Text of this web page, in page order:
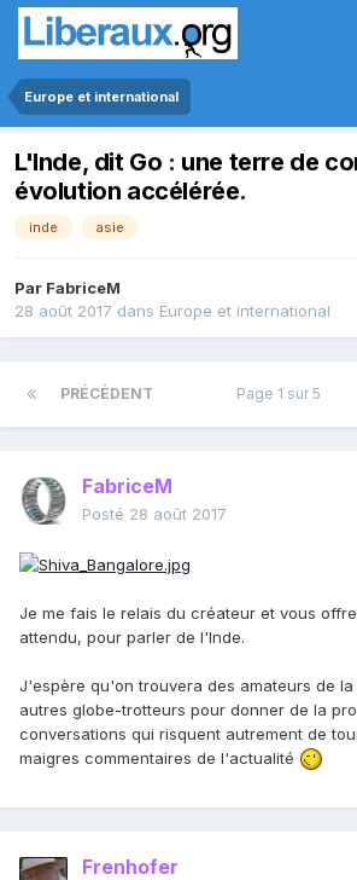
Europe et international
L'Inde, dit Go : une terre de
évolution accélérée.
inde asie
Par FabriceM
28 août 2017 dans Europe et international
PRÉCÉDENT Page 1 sur 5
FabriceM
Posté 28 août 2017
Je me fais le relais du créateur et vous
attendu, pour parler de l'Inde.
J'espère qu'on trouvera des amateurs de
autres globe-trotteurs pour donner de la
conversations qui risquent autrement de
maigres commentaires de l'actualité
Frenhofer